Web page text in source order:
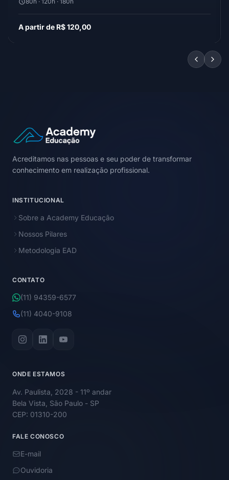
A partir de R$ 120,00
Acreditamos nas pessoas e seu poder de transformar
conhecimento em realização profissional.
INSTITUCIONAL
Sobre a Academy Educação
Nossos Pilares
Metodologia EAD
CONTATO
(11) 94359-6577
(11) 4040-9108
ONDE ESTAMOS
Av. Paulista, 2028 - 11º andar
Bela Vista, São Paulo - SP
CEP: 01310-200
FALE CONOSCO
E-mail
Ouvidoria